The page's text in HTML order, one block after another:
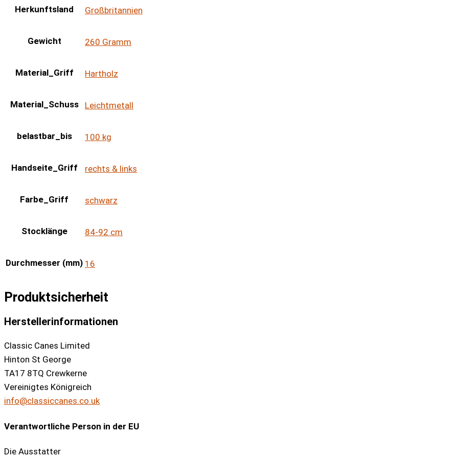
Herkunftsland Großbritannien
Gewicht 260 Gramm
Material_Griff Hartholz
Material_Schuss Leichtmetall
belastbar_bis 100 kg
Handseite_Griff rechts & links
Farbe_Griff schwarz
Stocklänge 84-92 cm
Durchmesser (mm) 16
Produktsicherheit
Herstellerinformationen
Classic Canes Limited
Hinton St George
TA17 8TQ Crewkerne
Vereinigtes Königreich
info@classiccanes.co.uk
Verantwortliche Person in der EU
Die Ausstatter